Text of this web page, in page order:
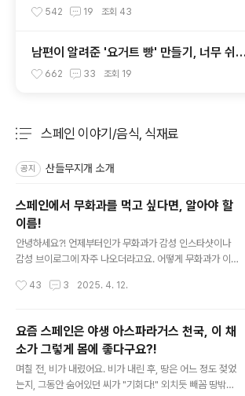
542 19 조회 43
남편이 알려준 '요거트 빵' 만들기, 너무 쉬워
화날 뻔
662 33 조회 19
스페인 이야기/음식, 식재료
공지 산들무지개 소개
스페인에서 무화과를 먹고 싶다면, 알아야 할
이름!
안녕하세요?! 언제부터인가 무화과가 감성 인스타샷이나
감성 브이로그에 자주 나오더라고요. 어떻게 무화과가 이
리브농장에 살면서 본 무화과나무는 저에게는 무척 신기한
는데요, 2년 내내 무화과의 성장을 보면서 신기하기도 하
고, 재미있기도 해서 이 블로그로 공유하고자 합니다. 먼저
스페인에서 무화과 과일을 부르는 용어는 두 가지로 존재
합니다. 바로 브레바(Breva)와 이고(Higo)!첫 수확의 기
쁨, 브레바(Breva)브레바(Breva)는 무화과 품종이 아닌,
43 3 2025. 4. 12.
요즘 스페인은 야생 아스파라거스 천국, 이 채
소가 그렇게 몸에 좋다구요?!
며칠 전, 비가 내렸어요. 비가 내린 후, 땅은 어느 정도 젖었
는지, 그동안 숨어있던 씨가 "기회다!" 외치듯 빼꼼 땅밖으